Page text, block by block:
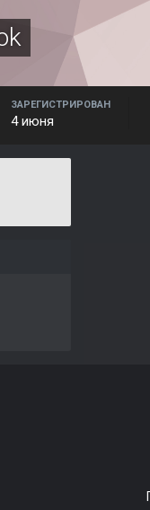
ЗАРЕГИСТРИРОВАН
4 июня